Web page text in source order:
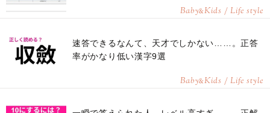
Baby&Kids / Life style
速答できるなんて、天才でしかない……。正答
率がかなり低い漢字9選
Baby&Kids / Life style